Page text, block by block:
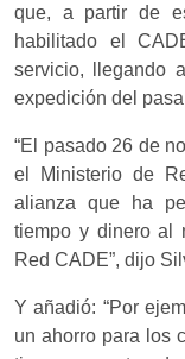
que, a partir de
habilitado el
servicio, llegando
expedición del
“El pasado 26 de
el Ministerio de
alianza que ha
tiempo y dinero al
Red CADE”, dijo
Y añadió: “Por
un ahorro para los